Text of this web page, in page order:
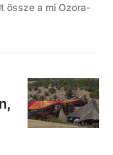
össze a mi Ozora-